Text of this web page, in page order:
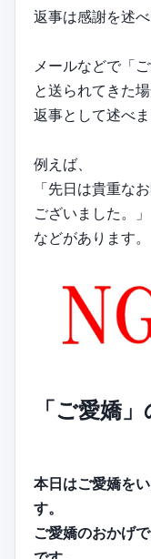
返事は感謝を述
メールなどで「
と送られてきた
返事として述べま
例えば、
「先日は貴重な
ございました。」
などがあります。
「ご愛嬌
本日はご愛嬌を
す。
ご愛嬌のおかげ